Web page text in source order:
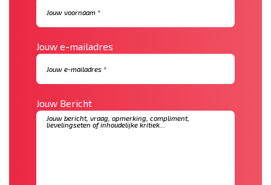
Jouw e-mailadres
Jouw Bericht